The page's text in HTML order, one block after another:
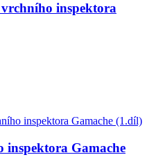
inspektora
Gamache